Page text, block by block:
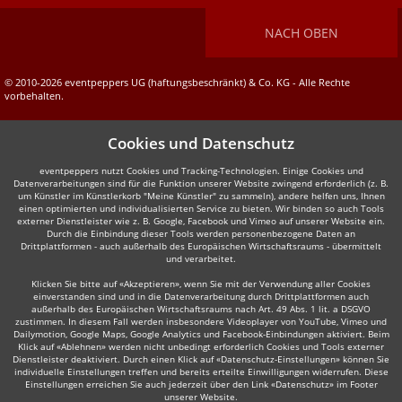
NACH OBEN
© 2010-2026 eventpeppers UG (haftungsbeschränkt) & Co. KG - Alle Rechte
vorbehalten.
Cookies und Datenschutz
eventpeppers nutzt Cookies und Tracking-Technologien. Einige Cookies und
Datenverarbeitungen sind für die Funktion unserer Website zwingend erforderlich (z. B.
um Künstler im Künstlerkorb "Meine Künstler" zu sammeln), andere helfen uns, Ihnen
einen optimierten und individualisierten Service zu bieten. Wir binden so auch Tools
externer Dienstleister wie z. B. Google, Facebook und Vimeo auf unserer Website ein.
Durch die Einbindung dieser Tools werden personenbezogene Daten an
Drittplattformen - auch außerhalb des Europäischen Wirtschaftsraums - übermittelt
und verarbeitet.
Klicken Sie bitte auf «Akzeptieren», wenn Sie mit der Verwendung aller Cookies
einverstanden sind und in die Datenverarbeitung durch Drittplattformen auch
außerhalb des Europäischen Wirtschaftsraums nach Art. 49 Abs. 1 lit. a DSGVO
zustimmen. In diesem Fall werden insbesondere Videoplayer von YouTube, Vimeo und
Dailymotion, Google Maps, Google Analytics und Facebook-Einbindungen aktiviert. Beim
Klick auf «Ablehnen» werden nicht unbedingt erforderlich Cookies und Tools externer
Dienstleister deaktiviert. Durch einen Klick auf «Datenschutz-Einstellungen» können Sie
individuelle Einstellungen treffen und bereits erteilte Einwilligungen widerrufen. Diese
Einstellungen erreichen Sie auch jederzeit über den Link «Datenschutz» im Footer
unserer Website.